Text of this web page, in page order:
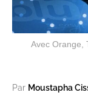
Avec Orange,
Par Moustapha